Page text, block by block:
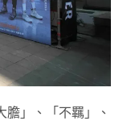
膽」、「不羈」、